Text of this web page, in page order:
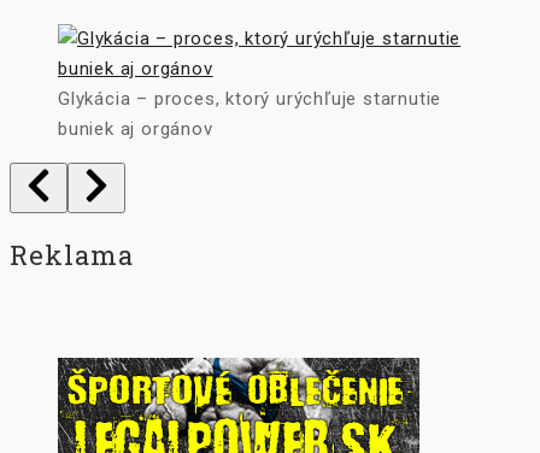
Glykácia – proces, ktorý urýchľuje starnutie
buniek aj orgánov
Reklama